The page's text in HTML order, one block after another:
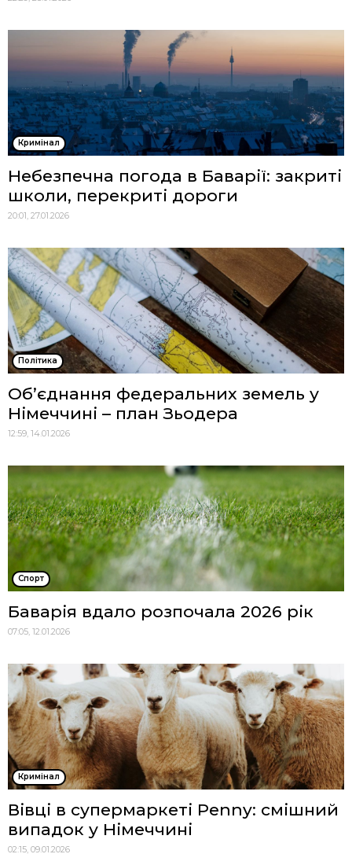
Кримінал
Небезпечна погода в Баварії: закриті
школи, перекриті дороги
20:01, 27.01.2026
Політика
Об’єднання федеральних земель у
Німеччині – план Зьодера
12:59, 14.01.2026
Спорт
Баварія вдало розпочала 2026 рік
07:05, 12.01.2026
Кримінал
Вівці в супермаркеті Penny: смішний
випадок у Німеччині
02:15, 09.01.2026